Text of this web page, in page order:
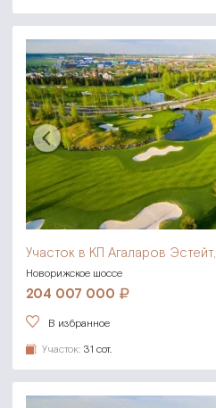
Участок в КП Агаларов Эстейт,
Новорижское шоссе
204 007 000
В избранное
Участок: 31 сот.